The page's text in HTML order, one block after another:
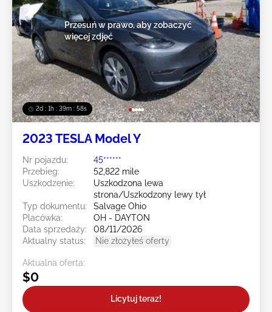
2d : 1h : 39m : 55s
Przesuń w prawo, aby zobaczyć
więcej zdjęć
2023 TESLA Model Y
Nr pojazdu:
45******
Przebieg:
52,822 mile
Uszkodzenie:
Uszkodzona lewa
strona/Uszkodzony lewy tył
Typ dokumentu:
Salvage Ohio
Placówka:
OH - DAYTON
Data sprzedaży:
08/11/2026
Aktualny status:
Nie złożyłeś oferty
Aktualna oferta:
$0
Licytuj teraz!